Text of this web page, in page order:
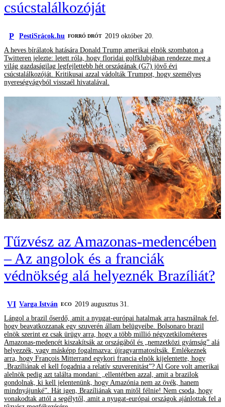
csúcstalálkozóját
P PestiSrácok.hu FORRÓ DRÓT
2019 október 20.
A heves bírálatok hatására Donald Trump amerikai elnök szombaton a
Twitteren jelezte: letett róla, hogy floridai golfklubjában rendezze meg a
világ gazdaságilag legfejlettebb hét országának (G7) jövő évi
csúcstalálkozóját. Kritikusai azzal vádolták Trumpot, hogy személyes
nyereségvágyból visszaél hivatalával.
Tűzvész az Amazonas-medencében
– Az angolok és a franciák
védnökség alá helyeznék Brazíliát?
VI Varga István ECO 2019 augusztus 31.
Lángol a brazil őserdő, amit a nyugat-európai hatalmak arra használnak fel,
hogy beavatkozzanak egy szuverén állam belügyeibe. Bolsonaro brazil
elnök szerint ez csak ürügy arra, hogy a több millió négyzetkilométeres
Amazonas-medencét kiszakítsák az országából és „nemzetközi gyámság” alá
helyezzék, vagy másképp fogalmazva: újragyarmatosítsák. Emlékeznek
arra, hogy François Mitterrand egykori francia elnök kijelentette, hogy
„Brazíliának el kell fogadnia a relatív szuverenitást”? Al Gore volt amerikai
alelnök pedig azt találta mondani: „ellentétben azzal, amit a brazilok
gondolnak, ki kell jelentenünk, hogy Amazónia nem az övék, hanem
mindnyájunké”. Hát igen, Brazíliának van mitől félnie! Nem csoda, hogy
vonakodtak attól a segélytől, amit a nyugat-európai országok ajánlottak fel a